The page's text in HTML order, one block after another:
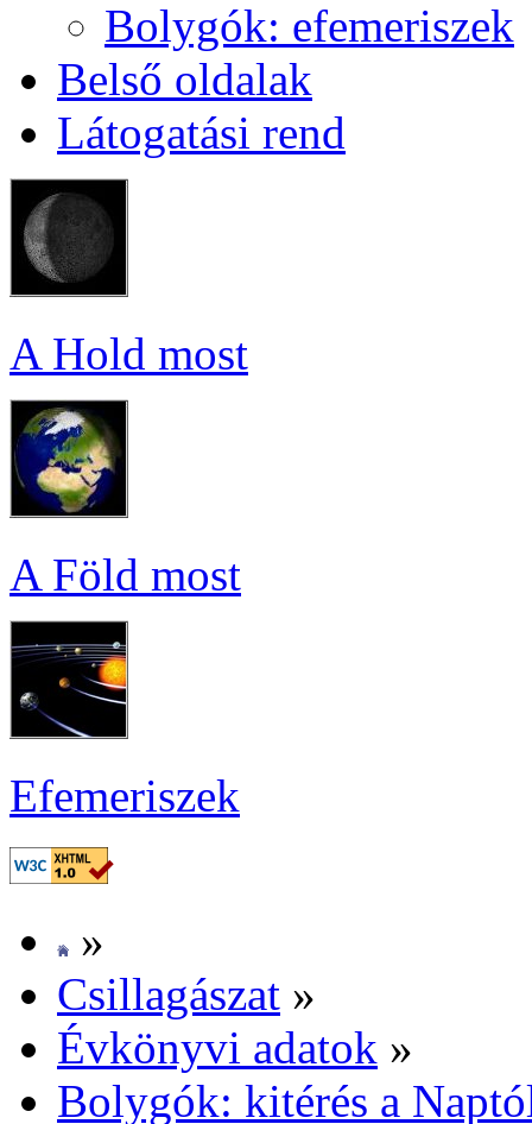
Boly­gók: efe­me­ri­szek
Bel­ső ol­da­lak
Lá­to­ga­tá­si rend
A Hold most
A Föld most
Efe­me­ri­szek
»
Csil­la­gá­szat »
Év­köny­vi ada­tok »
Boly­gók: ki­té­rés a